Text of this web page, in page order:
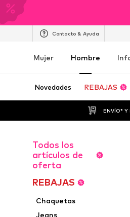
Contacto & Ayuda
Mujer Hombre
Novedades REBAJAS
ENVÍO* Y
Todos los
artículos de
oferta
REBAJAS
Chaquetas
Jeans